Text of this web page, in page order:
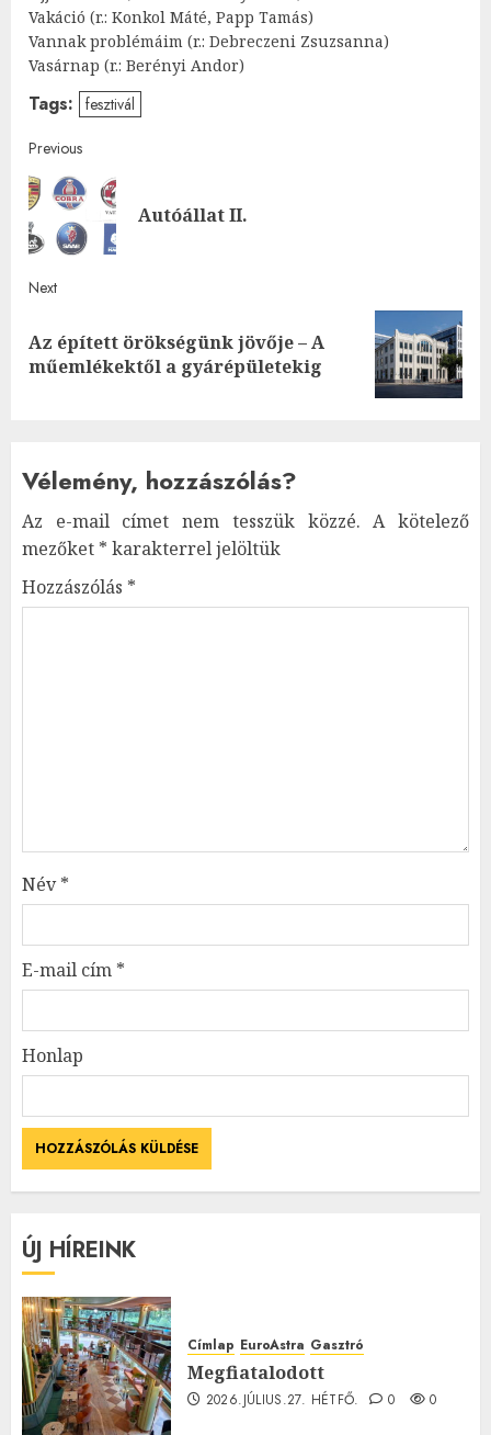
Vakáció (r.: Konkol Máté, Papp Tamás)
Vannak problémáim (r.: Debreczeni Zsuzsanna)
Vasárnap (r.: Berényi Andor)
Tags: fesztivál
Post
navigation
Previous
Autóállat II.
Next
Next
post:
Az épített örökségünk jövője – A
műemlékektől a gyárépületekig
Vélemény, hozzászólás?
Az e-mail címet nem tesszük közzé. A kötelező
mezőket * karakterrel jelöltük
Hozzászólás *
Név*
E-mail cím *
Honlap
ÚJ HÍREINK
Címlap EuroAstra Gasztró
Megfiatalodott
2026.JÚLIUS.27. HÉTFŐ. 0 0